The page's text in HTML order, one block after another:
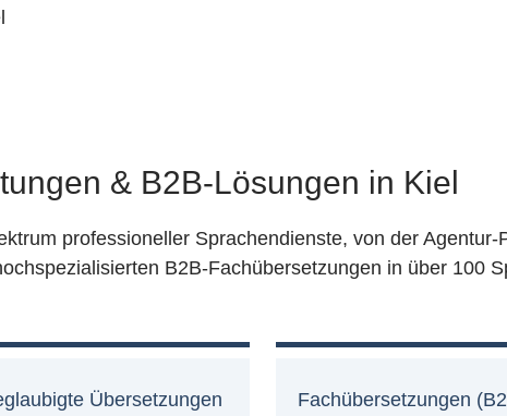
& B2B-Lösungen in Kiel
professioneller Sprachendienste, von der
B2B-Fachübersetzungen in über 100
Übersetzungen
Fachübersetzungen